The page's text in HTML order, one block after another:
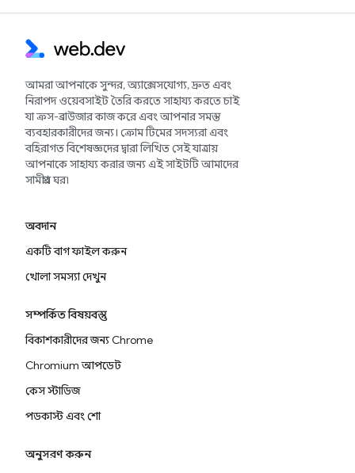
আমরা আপনাকে সুন্দর, অ্যাক্সেসযোগ্য, দ্রুত এবং
নিরাপদ ওয়েবসাইট তৈরি করতে সাহায্য করতে চাই
যা ক্রস-ব্রাউজার কাজ করে এবং আপনার সমস্ত
ব্যবহারকারীদের জন্য। ক্রোম টিমের সদস্যরা এবং
বহিরাগত বিশেষজ্ঞদের দ্বারা লিখিত সেই যাত্রায়
আপনাকে সাহায্য করার জন্য এই সাইটটি আমাদের
সামগ্রীর ঘর৷
অবদান
একটি বাগ ফাইল করুন
খোলা সমস্যা দেখুন
সম্পর্কিত বিষয়বস্তু
বিকাশকারীদের জন্য Chrome
Chromium আপডেট
কেস স্টাডিজ
পডকাস্ট এবং শো
অনুসরণ করুন